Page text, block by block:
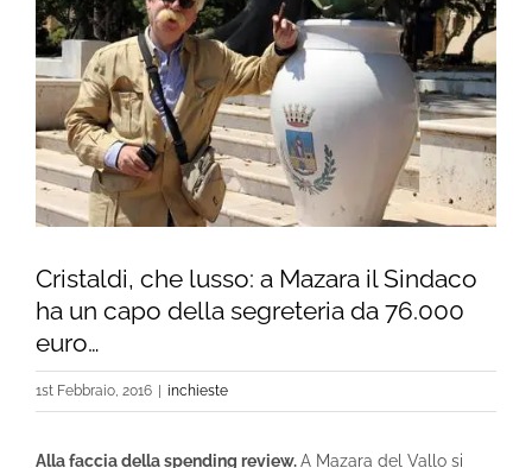
Cristaldi, che lusso: a Mazara il Sindaco
ha un capo della segreteria da 76.000
euro…
1st Febbraio, 2016 inchieste
Alla faccia della spending review.A Mazara del Vallo si